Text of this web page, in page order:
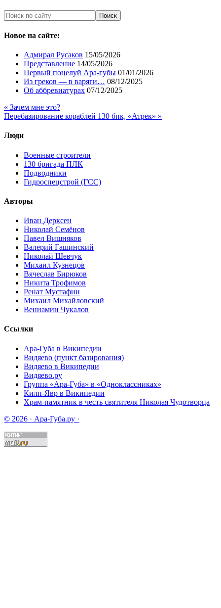
Новое на сайте:
Адмирал Русаков 15/05/2026
Представление 14/05/2026
Первый поцелуй Ара-губы 01/01/2026
Из греков — в варяги… 08/12/2025
Об аббревиатурах 07/12/2025
« Зачем мне это?
Перебазирование кораблей 130 бпк, «Атрек» »
Люди
Военные строители
130 бригада ПЛК
Подводники
Гидроспецстрой (ГСС)
Авторы
Иван Дерксен
Николай Семёнов
Павел Вишняков
Валерий Гашинский
Николай Шевчук
Михаил Кузнецов
Вячеслав Бирюков
Никита Трофимов
Ренат Мустафин
Михаил Михайловский
Вениамин Чукалов
Ссылки
Ара-Губа в Википедии
Видяево (пункт базирования)
Видяево в Википедии
Видяево.ру
Группа «Ара-Губа» в «Одноклассниках»
Килп-Явр в Википедии
Храм-памятник в честь святителя Николая Чудотворца
© 2026 · Ара-Губа.ру ·